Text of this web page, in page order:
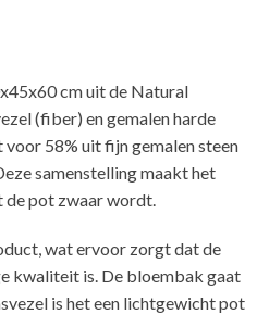
cm uit de Natural
(fiber) en gemalen harde
58% uit fijn gemalen steen
samenstelling maakt het
de pot zwaar wordt.
wat ervoor zorgt dat de
kwaliteit is. De bloembak gaat
is het een lichtgewicht pot